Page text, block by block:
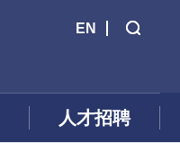
EN
人才招聘